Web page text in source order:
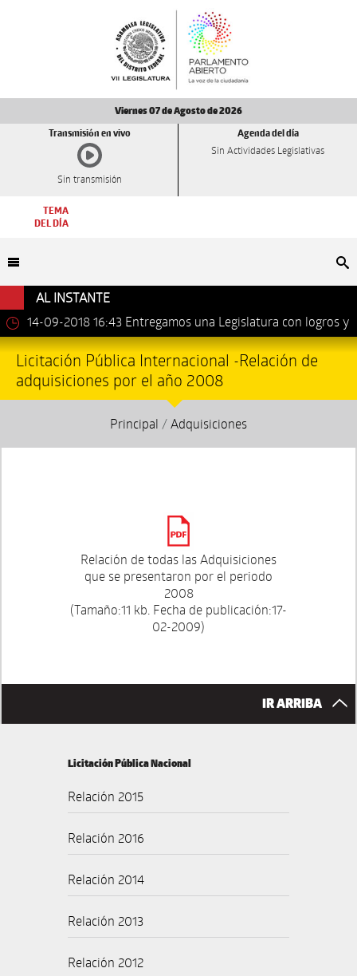
Viernes 07 de Agosto de 2026
Transmisión en vivo
Sin transmisión
Agenda del día
Sin Actividades Legislativas
TEMA
DEL DÍA
AL INSTANTE
14-09-2018 16:43 Entregamos una Legislatura con logros y
avances importantes: Dip. Leonel Luna Estrada.
Licitación Pública Internacional -Relación de
adquisiciones por el año 2008
Principal /Adquisiciones
Relación de todas las Adquisiciones
que se presentaron por el periodo
2008
(Tamaño:11 kb. Fecha de publicación:17-
02-2009)
IR ARRIBA
Licitación Pública Nacional
Relación 2015
Relación 2016
Relación 2014
Relación 2013
Relación 2012